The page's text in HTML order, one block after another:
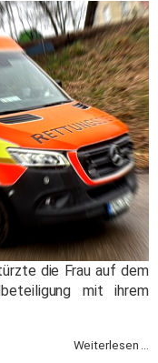
die Frau auf dem
mit ihrem
Weiterlesen ...